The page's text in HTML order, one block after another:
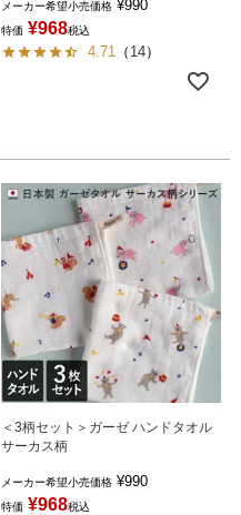
メーカー希望小売価格 ¥990
特価 ¥968税込
4.71 （ 14）
＜3柄セット＞ガーゼ ハンドタオル
サーカス柄
メーカー希望小売価格 ¥990
特価 ¥968税込